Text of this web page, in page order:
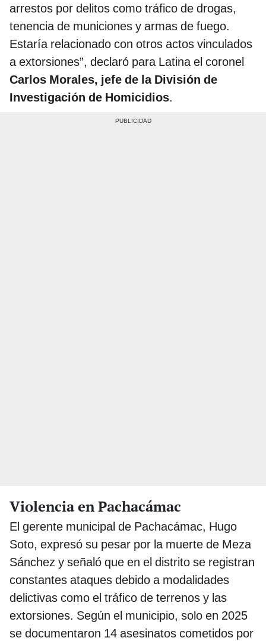
arrestos por delitos como tráfico de drogas,
tenencia de municiones y armas de fuego.
Estaría relacionado con otros actos vinculados
a extorsiones”, declaró para Latina el coronel
Carlos Morales, jefe de la División de
Investigación de Homicidios.
Violencia en Pachacámac
El gerente municipal de Pachacámac, Hugo
Soto, expresó su pesar por la muerte de Meza
Sánchez y señaló que en el distrito se registran
constantes ataques debido a modalidades
delictivas como el tráfico de terrenos y las
extorsiones. Según el municipio, solo en 2025
se documentaron 14 asesinatos cometidos por